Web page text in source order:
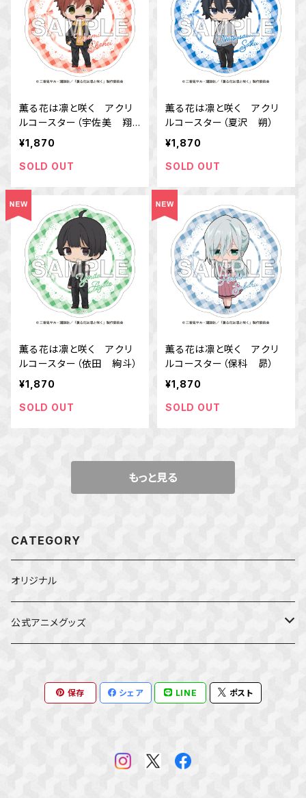
薫る花は凛と咲く アクリ
ルコースター（宇佐美 翔
平）
¥1,870
SOLD OUT
薫る花は凛と咲く アクリ
ルコースター（夏沢 朔）
¥1,870
SOLD OUT
薫る花は凛と咲く アクリ
ルコースター（依田 絢斗）
¥1,870
SOLD OUT
薫る花は凛と咲く アクリ
ルコースター（保科 昴）
¥1,870
SOLD OUT
もっと見る
CATEGORY
オリジナル
公式アニメグッズ
ダンジョンの中のひと
保存 シェア LINE ポスト